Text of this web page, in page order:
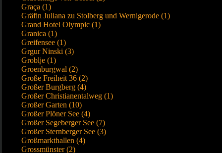
Graça (1)
Gräfin Juliana zu Stolberg und Wernigerode (1)
Grand Hotel Olympic (1)
Granica (1)
Greifensee (1)
Grgur Ninski (3)
Groblje (1)
Groenburgwal (2)
Große Freiheit 36 (2)
Großer Burgberg (4)
Großer Christianentalweg (1)
Großer Garten (10)
Großer Plöner See (4)
Großer Segeberger See (7)
Großer Sternberger See (3)
Großmarkthallen (4)
Grossmünster (2)